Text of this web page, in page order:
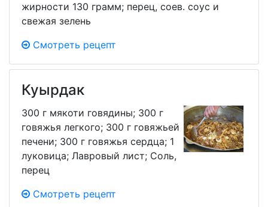
жирности 130 грамм; перец, соев. соус и
свежая зелень
Смотреть рецепт
Куырдак
300 г мякоти говядины; 300 г
говяжья легкого; 300 г говяжьей
печени; 300 г говяжья сердца; 1
луковица; Лавровый лист; Соль,
перец
Смотреть рецепт